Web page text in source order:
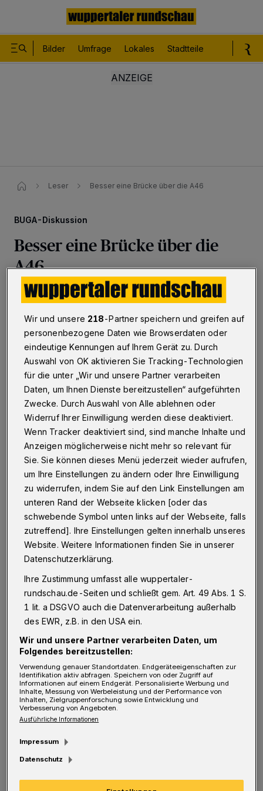
Bilder Umfrage Lokales Stadtteile
Leser Besser eine Brücke über die A46
BUGA-Diskussion
Besser eine Brücke über die
A46
Betr.: BUGA-Diskussion
15.11.2021 , 16:46 Uhr Eine Minute Lesezeit
D as vorgestellte Konzept der
Bundesgartenschau für Wuppertal stößt
bei der Bevölkerung auf geringe Akzeptanz, da
die Realisierung den Haushalt der Stadt
finanziell und diese personell überfordert.
Auch erscheint die Idee der geplanten
Hängebrücke technisch nicht machbar,
ökologisch bedenklich und provoziert im
praktischen Betrieb wahrscheinlich
Sicherheitsprobleme. Im Ganzen wirkt der
Entwurf überladen und für die potenziellen
Besucher zeitlich und körperlich nicht
leistbar.
Reduziert man jedoch die Planung auf die
Areale Tesche und Zoologischer Garten und
Wir und unsere 218-Partner speichern und greifen auf
personenbezogene Daten wie Browserdaten oder
eindeutige Kennungen auf Ihrem Gerät zu. Durch
Auswahl von OK aktivieren Sie Tracking-Technologien
für die unter „Wir und unsere Partner verarbeiten
Daten, um Ihnen Dienste bereitzustellen“ aufgeführten
Zwecke. Durch Auswahl von Alle ablehnen oder
Widerruf Ihrer Einwilligung werden diese deaktiviert.
Wenn Tracker deaktiviert sind, sind manche Inhalte und
Anzeigen möglicherweise nicht mehr so relevant für
Sie. Sie können dieses Menü jederzeit wieder aufrufen,
um Ihre Einstellungen zu ändern oder Ihre Einwilligung
zu widerrufen, indem Sie auf den Link Einstellungen am
unteren Rand der Webseite klicken [oder das
schwebende Symbol unten links auf der Webseite, falls
zutreffend]. Ihre Einstellungen gelten innerhalb unseres
Website. Weitere Informationen finden Sie in unserer
Datenschutzerklärung.
Ihre Zustimmung umfasst alle wuppertaler-
rundschau.de-Seiten und schließt gem. Art. 49 Abs. 1 S.
1 lit. a DSGVO auch die Datenverarbeitung außerhalb
des EWR, z.B. in den USA ein.
Wir und unsere Partner verarbeiten Daten, um
Folgendes bereitzustellen:
Verwendung genauer Standortdaten. Endgeräteeigenschaften zur
Identifikation aktiv abfragen. Speichern von oder Zugriff auf
Informationen auf einem Endgerät. Personalisierte Werbung und
Inhalte, Messung von Werbeleistung und der Performance von
Inhalten, Zielgruppenforschung sowie Entwicklung und
Verbesserung von Angeboten.
Ausführliche Informationen
Impressum
Datenschutz